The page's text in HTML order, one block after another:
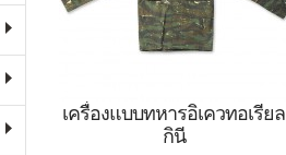
เครื่องแบบทหารอิเควทอเรียล
กินี